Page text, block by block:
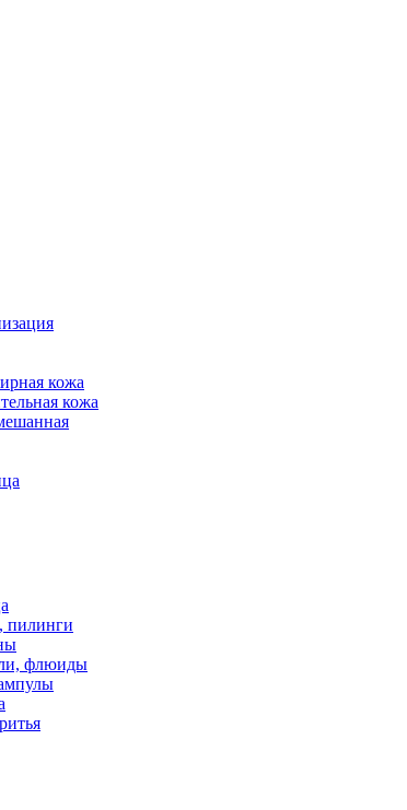
кожа
кожа
пилинги
флюиды